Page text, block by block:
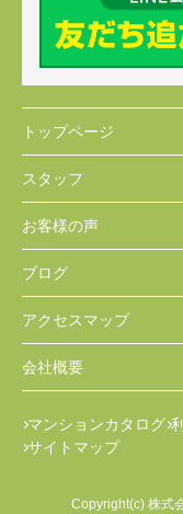
トップページ
スタッフ
お客様の声
ブログ
アクセスマップ
会社概要
マンションカタログ
サイトマップ
Copyright(c) 株式